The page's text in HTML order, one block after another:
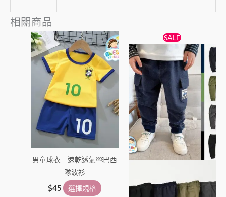
相關商品
男童球衣 – 速乾透氣￼巴西
隊波衫
$45 選擇規格
此
產
品
有
多
在
產
頁
SALE
始
價
格：
$79。
目
前
格：
$75。
產
品
有
多
種
款
式。
可
在
頁